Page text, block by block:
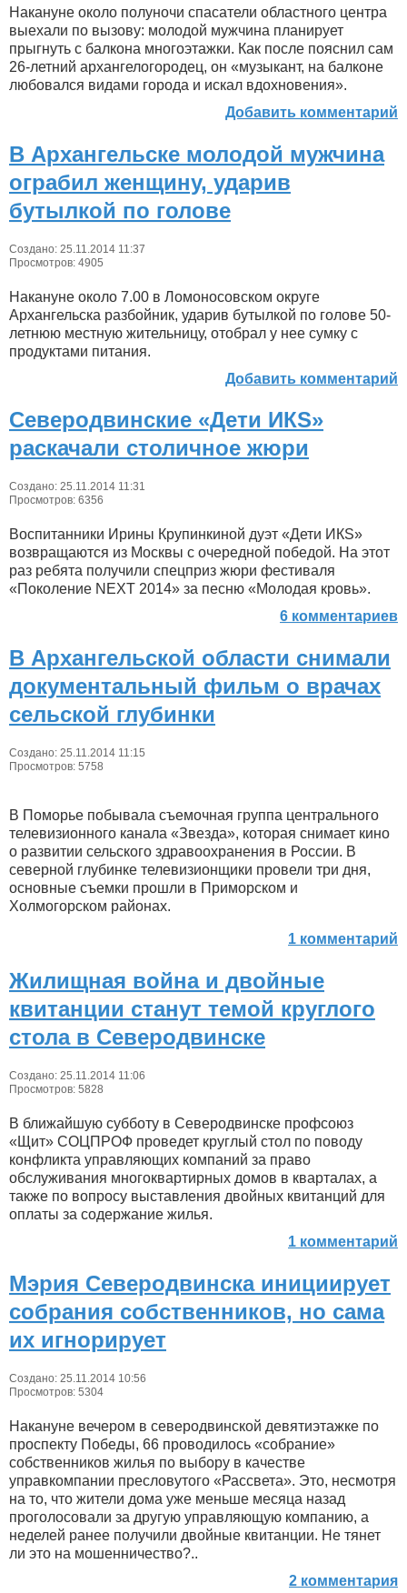
Накануне около полуночи спасатели областного центра
выехали по вызову: молодой мужчина планирует
прыгнуть с балкона многоэтажки. Как после пояснил сам
26-летний архангелогородец, он «музыкант, на балконе
любовался видами города и искал вдохновения».
Добавить комментарий
В Архангельске молодой мужчина
ограбил женщину, ударив
бутылкой по голове
Создано: 25.11.2014 11:37
Просмотров: 4905
Накануне около 7.00 в Ломоносовском округе
Архангельска разбойник, ударив бутылкой по голове 50-
летнюю местную жительницу, отобрал у нее сумку с
продуктами питания.
Добавить комментарий
Северодвинские «Дети ИКS»
раскачали столичное жюри
Создано: 25.11.2014 11:31
Просмотров: 6356
Воспитанники Ирины Крупинкиной дуэт «Дети ИКS»
возвращаются из Москвы с очередной победой. На этот
раз ребята получили спецприз жюри фестиваля
«Поколение NEXT 2014» за песню «Молодая кровь».
6 комментариев
В Архангельской области снимали
документальный фильм о врачах
сельской глубинки
Создано: 25.11.2014 11:15
Просмотров: 5758
В Поморье побывала съемочная группа центрального
телевизионного канала «Звезда», которая снимает кино
о развитии сельского здравоохранения в России. В
северной глубинке телевизионщики провели три дня,
основные съемки прошли в Приморском и
Холмогорском районах.
1 комментарий
Жилищная война и двойные
квитанции станут темой круглого
стола в Северодвинске
Создано: 25.11.2014 11:06
Просмотров: 5828
В ближайшую субботу в Северодвинске профсоюз
«Щит» СОЦПРОФ проведет круглый стол по поводу
конфликта управляющих компаний за право
обслуживания многоквартирных домов в кварталах, а
также по вопросу выставления двойных квитанций для
оплаты за содержание жилья.
1 комментарий
Мэрия Северодвинска инициирует
собрания собственников, но сама
их игнорирует
Создано: 25.11.2014 10:56
Просмотров: 5304
Накануне вечером в северодвинской девятиэтажке по
проспекту Победы, 66 проводилось «собрание»
собственников жилья по выбору в качестве
управкомпании пресловутого «Рассвета». Это, несмотря
на то, что жители дома уже меньше месяца назад
проголосовали за другую управляющую компанию, а
неделей ранее получили двойные квитанции. Не тянет
ли это на мошенничество?..
2 комментария